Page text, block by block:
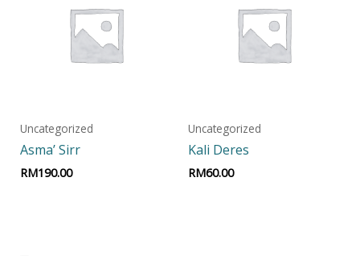
Uncategorized
Asma’ Sirr
RM190.00
Uncategorized
Kali Deres
RM60.00